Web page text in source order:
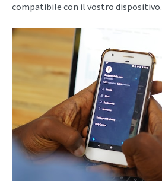
compatibile con il vostro dispositivo.